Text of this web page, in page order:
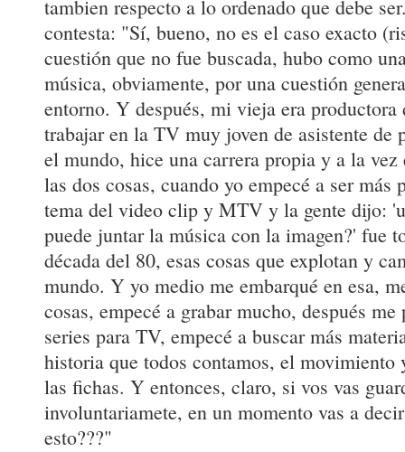
tambien respecto a lo ordenado que debe
contesta: "Sí, bueno, no es el caso exacto
cuestión que no fue buscada, hubo como
música, obviamente, por una cuestión
entorno. Y después, mi vieja era productora
trabajar en la TV muy joven de asistente de
el mundo, hice una carrera propia y a la
las dos cosas, cuando yo empecé a ser más
tema del video clip y MTV y la gente dijo:
puede juntar la música con la imagen?' fue
década del 80, esas cosas que explotan y
mundo. Y yo medio me embarqué en esa,
cosas, empecé a grabar mucho, después
series para TV, empecé a buscar más
historia que todos contamos, el movimiento
las fichas. Y entonces, claro, si vos vas
involuntariamete, en un momento vas a
esto???"